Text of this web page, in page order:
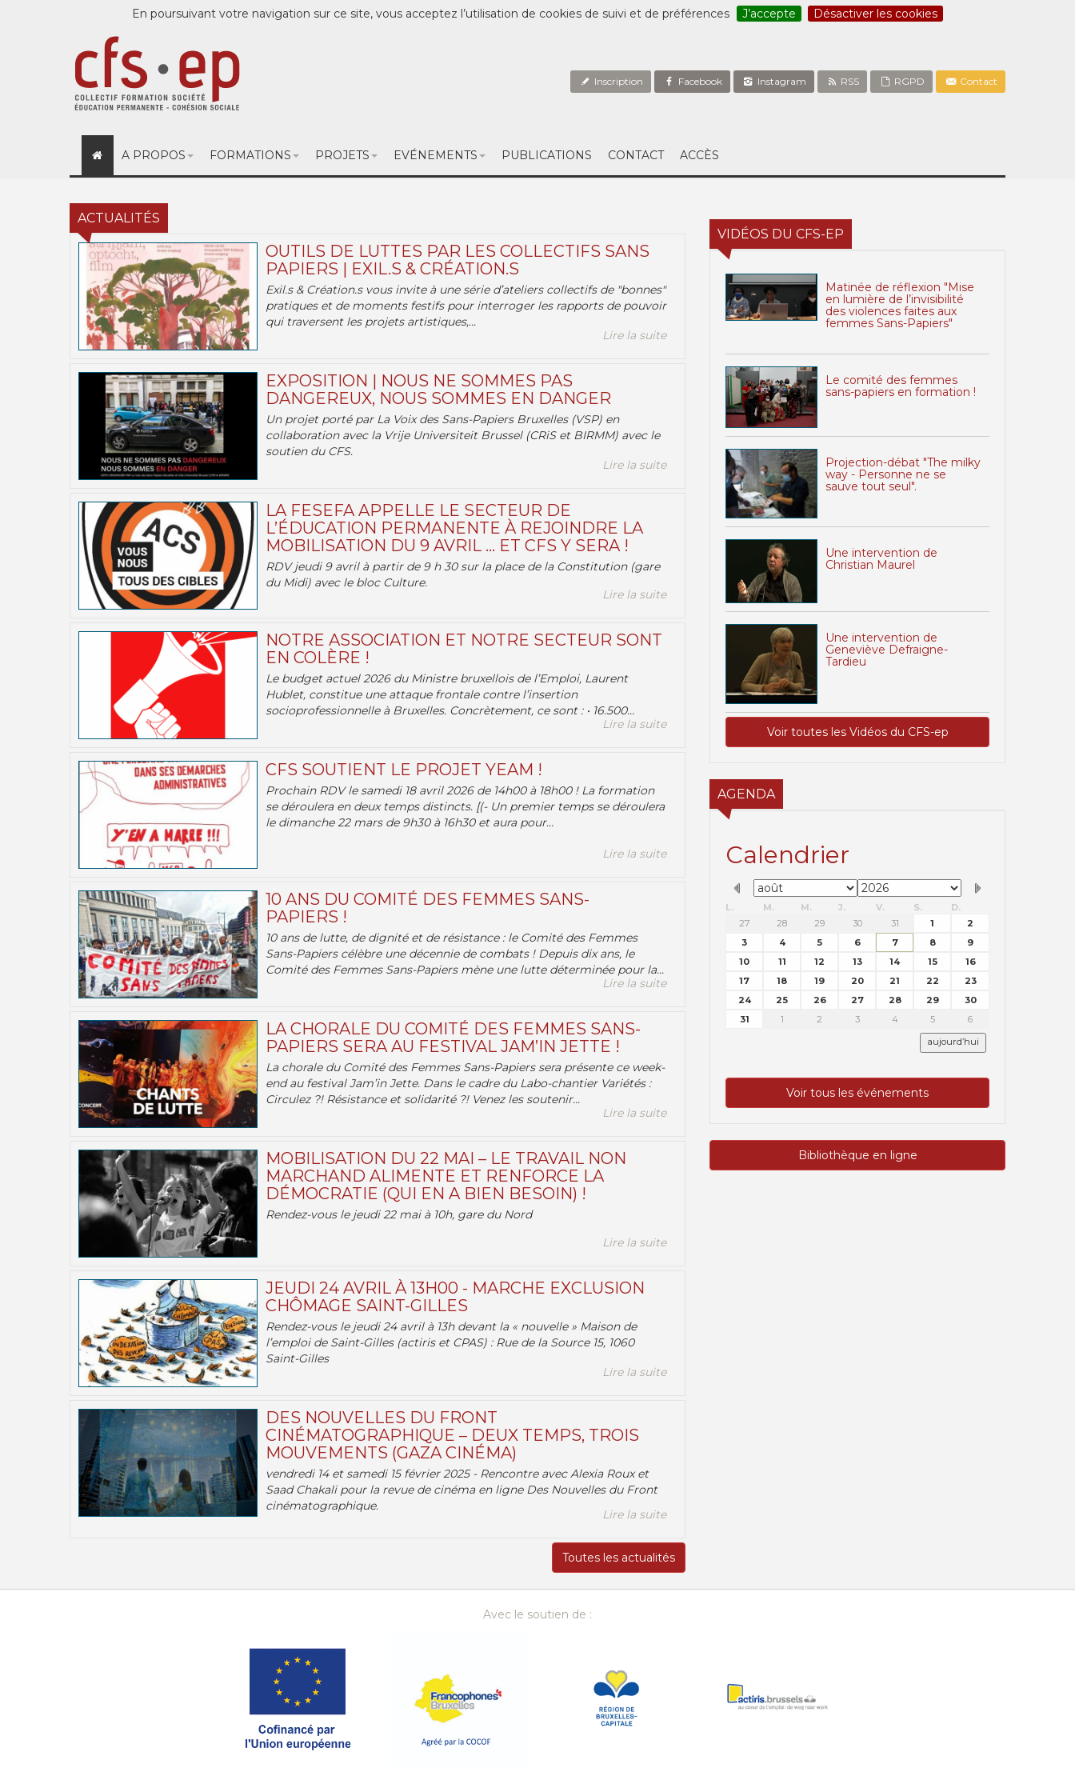
En poursuivant votre navigation sur ce site, vous acceptez l’utilisation de cookies de suivi et de préférences J’accepte Désactiver les cookies
Inscription Facebook Instagram RSS RGPD Contact
A PROPOS FORMATIONS PROJETS EVÉNEMENTS PUBLICATIONS CONTACT ACCÈS
ACTUALITÉS
OUTILS DE LUTTES PAR LES COLLECTIFS SANS
PAPIERS | EXIL.S & CRÉATION.S
Exil.s & Création.s vous invite à une série d’ateliers collectifs de "bonnes"
pratiques et de moments festifs pour interroger les rapports de pouvoir
qui traversent les projets artistiques,...
Lire la suite
EXPOSITION | NOUS NE SOMMES PAS
DANGEREUX, NOUS SOMMES EN DANGER
Un projet porté par La Voix des Sans-Papiers Bruxelles (VSP) en
collaboration avec la Vrije Universiteit Brussel (CRiS et BIRMM) avec le
soutien du CFS.
Lire la suite
LA FESEFA APPELLE LE SECTEUR DE
L’ÉDUCATION PERMANENTE À REJOINDRE LA
MOBILISATION DU 9 AVRIL … ET CFS Y SERA !
RDV jeudi 9 avril à partir de 9 h 30 sur la place de la Constitution (gare
du Midi) avec le bloc Culture.
Lire la suite
NOTRE ASSOCIATION ET NOTRE SECTEUR SONT
EN COLÈRE !
Le budget actuel 2026 du Ministre bruxellois de l’Emploi, Laurent
Hublet, constitue une attaque frontale contre l’insertion
socioprofessionnelle à Bruxelles. Concrètement, ce sont : • 16.500...
Lire la suite
CFS SOUTIENT LE PROJET YEAM !
Prochain RDV le samedi 18 avril 2026 de 14h00 à 18h00 ! La formation
se déroulera en deux temps distincts. [(- Un premier temps se déroulera
le dimanche 22 mars de 9h30 à 16h30 et aura pour...
Lire la suite
10 ANS DU COMITÉ DES FEMMES SANS-
PAPIERS !
10 ans de lutte, de dignité et de résistance : le Comité des Femmes
Sans-Papiers célèbre une décennie de combats ! Depuis dix ans, le
Comité des Femmes Sans-Papiers mène une lutte déterminée pour la...
Lire la suite
LA CHORALE DU COMITÉ DES FEMMES SANS-
PAPIERS SERA AU FESTIVAL JAM’IN JETTE !
La chorale du Comité des Femmes Sans-Papiers sera présente ce week-
end au festival Jam’in Jette. Dans le cadre du Labo-chantier Variétés :
Circulez ?! Résistance et solidarité ?! Venez les soutenir...
Lire la suite
MOBILISATION DU 22 MAI – LE TRAVAIL NON
MARCHAND ALIMENTE ET RENFORCE LA
DÉMOCRATIE (QUI EN A BIEN BESOIN) !
Rendez-vous le jeudi 22 mai à 10h, gare du Nord
Lire la suite
JEUDI 24 AVRIL À 13H00 - MARCHE EXCLUSION
CHÔMAGE SAINT-GILLES
Rendez-vous le jeudi 24 avril à 13h devant la « nouvelle » Maison de
l’emploi de Saint-Gilles (actiris et CPAS) : Rue de la Source 15, 1060
Saint-Gilles
Lire la suite
DES NOUVELLES DU FRONT
CINÉMATOGRAPHIQUE – DEUX TEMPS, TROIS
MOUVEMENTS (GAZA CINÉMA)
vendredi 14 et samedi 15 février 2025 - Rencontre avec Alexia Roux et
Saad Chakali pour la revue de cinéma en ligne Des Nouvelles du Front
cinématographique.
Lire la suite
Toutes les actualités
VIDÉOS DU CFS-EP
Matinée de réflexion "Mise
en lumière de l’invisibilité
des violences faites aux
femmes Sans-Papiers"
Le comité des femmes
sans-papiers en formation !
Projection-débat "The milky
way - Personne ne se
sauve tout seul".
Une intervention de
Christian Maurel
Une intervention de
Geneviève Defraigne-
Tardieu
Voir toutes les Vidéos du CFS-ep
AGENDA
Calendrier
L. M. M. J. V. S.
D.
27
28 29 30 31 1
2
3
4 5 6 7 8
9
10
11 12 13 14 15
16
17
18 19 20 21 22
23
24
25 26 27 28 29
30
31
1 2 3 4 5 6
aujourd’hui
Voir tous les événements
Bibliothèque en ligne
Avec le soutien de :